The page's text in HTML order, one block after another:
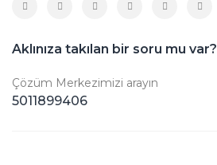
Aklınıza takılan bir soru mu var?
Çözüm Merkezimizi arayın
5011899406